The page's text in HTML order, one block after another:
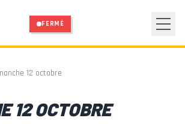
FERMÉ
12 octobre
12 OCTOBRE